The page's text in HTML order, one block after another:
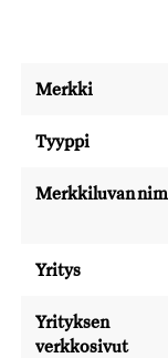
Merkki
Tyyppi
Merkkiluvan
Yritys
Yrityksen
verkkosivut